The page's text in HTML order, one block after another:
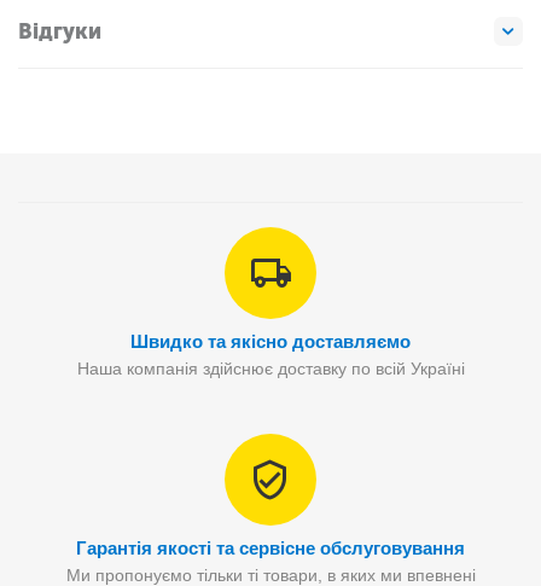
Відгуки
Швидко та якісно доставляємо
Наша компанія здійснює доставку по всій Україні
Гарантія якості та сервісне обслуговування
Ми пропонуємо тільки ті товари, в яких ми впевнені